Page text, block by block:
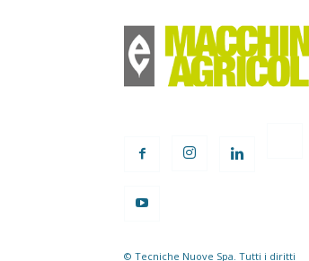
© Tecniche Nuove Spa. Tutti i diritti